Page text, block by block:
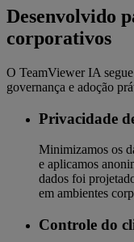
Desenvolvido
corporativos
O TeamViewer IA
governança e adoção
Privacidade
Minimizamos os
e aplicamos
dados foi
em ambientes
Controle do